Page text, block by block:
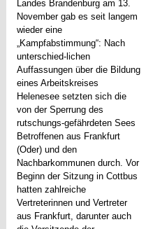
Landes Brandenburg am 13.
November gab es seit langem
wieder eine
„Kampfabstimmung“: Nach
unterschied-lichen
Auffassungen über die Bildung
eines Arbeitskreises
Helenesee setzten sich die
von der Sperrung des
rutschungs-gefährdeten Sees
Betroffenen aus Frankfurt
(Oder) und den
Nachbarkommunen durch. Vor
Beginn der Sitzung in Cottbus
hatten zahlreiche
Vertreterinnen und Vertreter
aus Frankfurt, darunter auch